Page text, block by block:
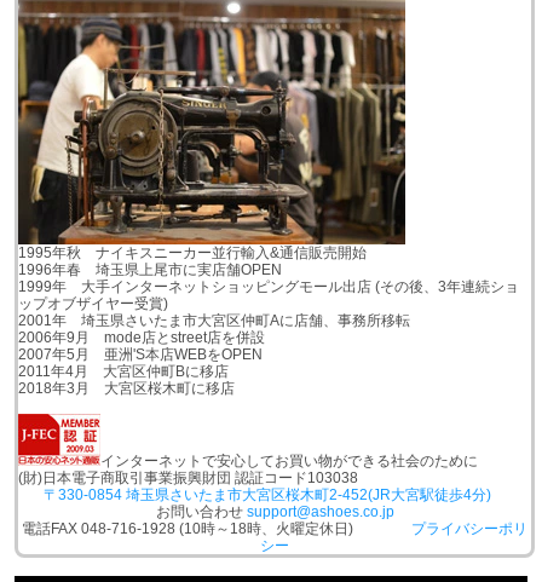
1995年秋 ナイキスニーカー並行輸入&通信販売開始
1996年春 埼玉県上尾市に実店舗OPEN
1999年 大手インターネットショッピングモール出店 (その後、3年連続ショ
ップオブザイヤー受賞)
2001年 埼玉県さいたま市大宮区仲町Aに店舗、事務所移転
2006年9月 mode店とstreet店を併設
2007年5月 亜洲'S本店WEBをOPEN
2011年4月 大宮区仲町Bに移店
2018年3月 大宮区桜木町に移店
インターネットで安心してお買い物ができる社会のために
(財)日本電子商取引事業振興財団 認証コード103038
〒330-0854 埼玉県さいたま市大宮区桜木町2-452(JR大宮駅徒歩4分)
お問い合わせ support@ashoes.co.jp
電話FAX 048-716-1928 (10時～18時、火曜定休日) プライバシーポリ
シー